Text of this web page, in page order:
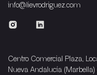
info@lievrodriguez.com
Centro Comercial Plaza,
Nueva Andalucía